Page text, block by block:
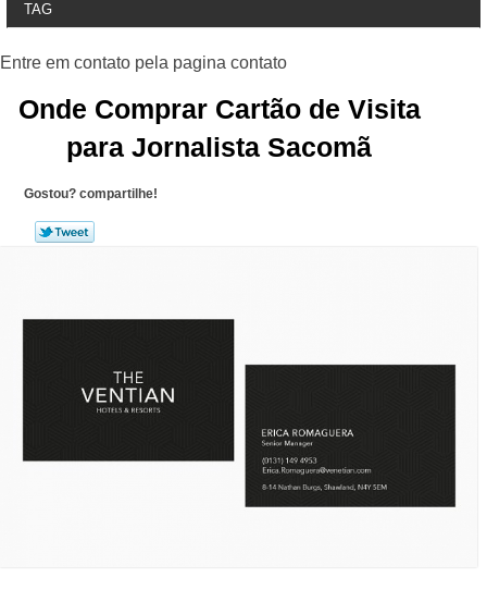
TAG
Onde Comprar Cartão de Visita
para Jornalista Sacomã
Gostou? compartilhe!